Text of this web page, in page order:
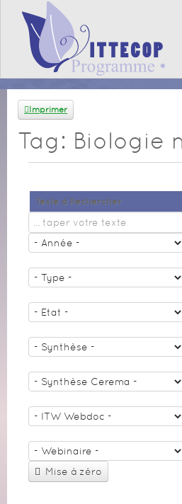
Imprimer
Tag: Biologie
Texte à Rechercher
Mise à zéro